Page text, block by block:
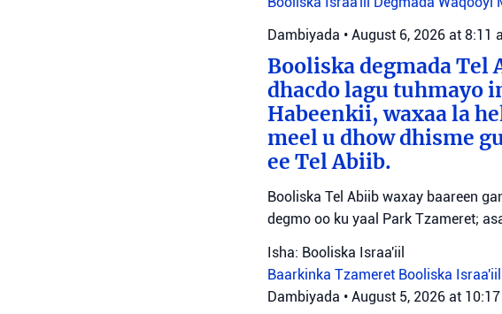
Dambiyada • August 6, 2026 at 8:11
Booliska degmada Tel
dhacdo lagu tuhmayo
Habeenkii, waxaa la
meel u dhow dhisme
ee Tel Abiib.
Booliska Tel Abiib waxay baareen
degmo oo ku yaal Park Tzameret;
Isha: Booliska Israa'iil
Baarkinka Tzameret Booliska Israa'iil
Dambiyada • August 5, 2026 at